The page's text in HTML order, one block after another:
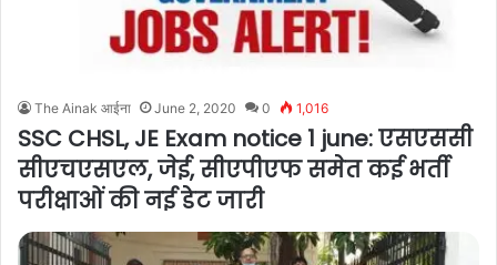
The Ainak आईना June 2, 2020 0 1,016
SSC CHSL, JE Exam notice 1 june: एसएससी
सीएचएसएल, जेई, सीएपीएफ समेत कई भर्ती
परीक्षाओं की नई डेट जारी